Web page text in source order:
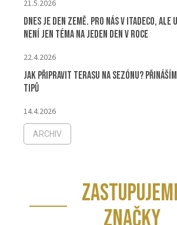
21.5.2026
Dnes je Den Země. Pro nás v ITADECO,
není jen téma na jeden den v roce
22.4.2026
Jak připravit terasu na sezónu?
tipů
14.4.2026
ARCHIV
ZNAČKY